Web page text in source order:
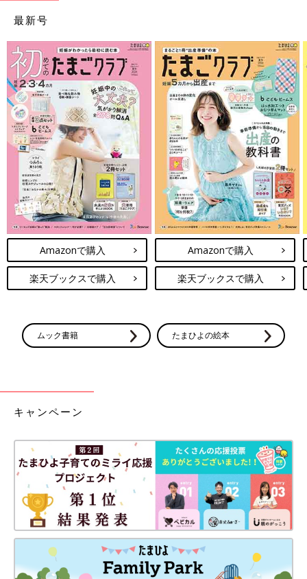
最新号
Amazonで購入
楽天ブックスで購入
Amazonで購入
楽天ブックスで購入
ムック書籍 たまひよの絵本
キャンペーン